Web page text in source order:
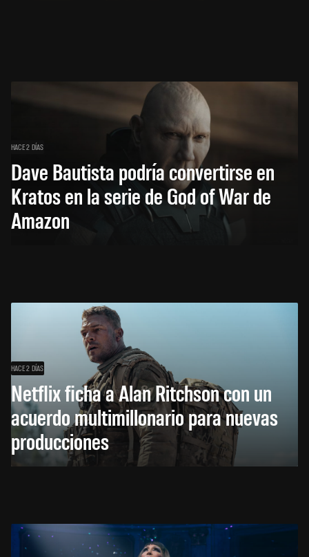
HACE 2 DÍAS
Dave Bautista podría convertirse en
Kratos en la serie de God of War de
Amazon
HACE 2 DÍAS
Netflix ficha a Alan Ritchson con un
acuerdo multimillonario para nuevas
producciones